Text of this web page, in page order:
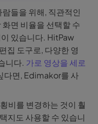
들을 위해, 직관적인
면 비율을 선택할 수
있습니다. HitPaw
집 도구로, 다양한 영
니다. 가로 영상을 세로
다면, Edimakor를 사
비를 변경하는 것이 훨
지도 사용할 수 있습니